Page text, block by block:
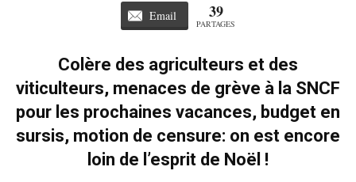
Email 39
PARTAGES
Colère des agriculteurs et des
viticulteurs, menaces de grève à la SNCF
pour les prochaines vacances, budget en
sursis, motion de censure: on est encore
loin de l’esprit de Noël !